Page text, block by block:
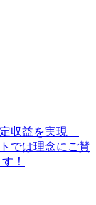
定収益を実現
では理念にご賛
！